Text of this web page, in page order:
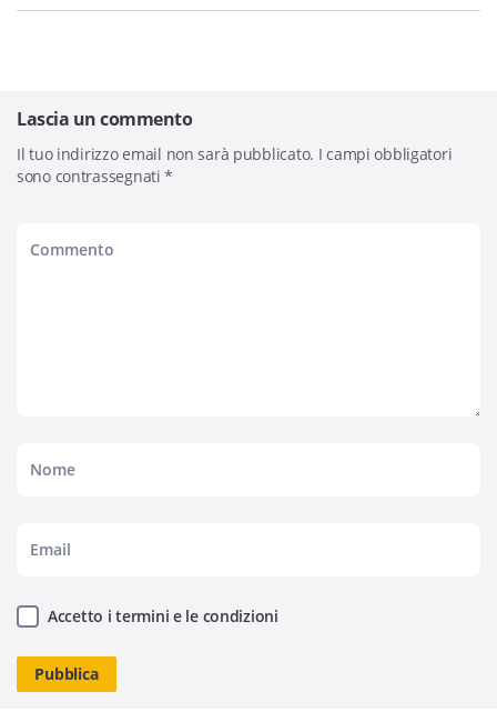
Lascia un commento
Il tuo indirizzo email non sarà pubblicato. I campi obbligatori
sono contrassegnati*
Accetto i termini e le condizioni